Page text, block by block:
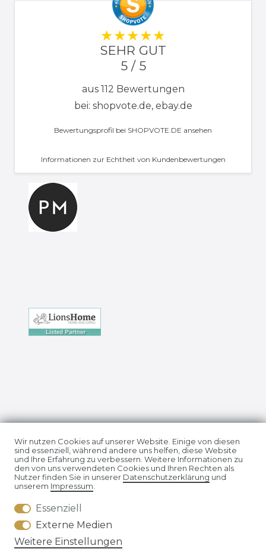
SEHR GUT
5 / 5
aus 112 Bewertungen
bei: shopvote.de, ebay.de
Bewertungsprofil bei SHOPVOTE.DE ansehen
Informationen zur Echtheit von Kundenbewertungen
Impressum Daten­schutz­erklärung
AGB
Wir nutzen Cookies auf unserer Website. Einige von diesen
sind essenziell, während andere uns helfen, diese Website
und Ihre Erfahrung zu verbessern. Weitere Informationen zu
den von uns verwendeten Cookies und Ihren Rechten als
Nutzer finden Sie in unserer Daten­schutz­erklärung und
unserem Impressum.
Essenziell
Externe Medien
Weitere Einstellungen